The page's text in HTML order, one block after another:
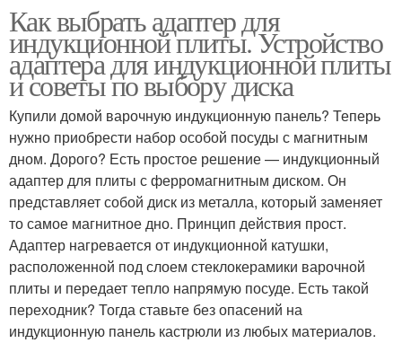
Как выбрать адаптер для
индукционной плиты. Устройство
адаптера для индукционной плиты
и советы по выбору диска
Купили домой варочную индукционную панель? Теперь
нужно приобрести набор особой посуды с магнитным
дном. Дорого? Есть простое решение — индукционный
адаптер для плиты с ферромагнитным диском. Он
представляет собой диск из металла, который заменяет
то самое магнитное дно. Принцип действия прост.
Адаптер нагревается от индукционной катушки,
расположенной под слоем стеклокерамики варочной
плиты и передает тепло напрямую посуде. Есть такой
переходник? Тогда ставьте без опасений на
индукционную панель кастрюли из любых материалов.